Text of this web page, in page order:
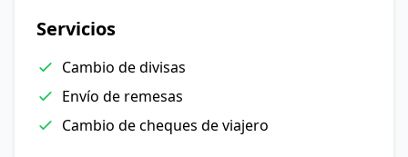
Servicios
Cambio de divisas
Envío de remesas
Cambio de cheques de viajero